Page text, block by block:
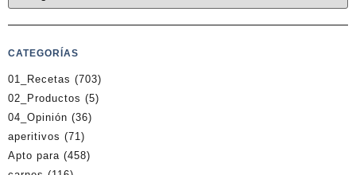
CATEGORÍAS
01_Recetas (703)
02_Productos (5)
04_Opinión (36)
aperitivos (71)
Apto para (458)